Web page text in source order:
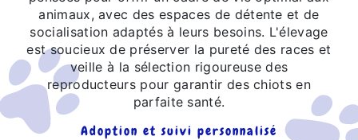
animaux, avec des espaces de détente et de
socialisation adaptés à leurs besoins. L'élevage
est soucieux de préserver la pureté des races et
veille à la sélection rigoureuse des
reproducteurs pour garantir des chiots en
parfaite santé.
Adoption et suivi personnalisé